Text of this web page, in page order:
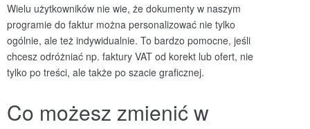
Wielu użytkowników nie wie, że dokumenty w naszym
programie do faktur można personalizować nie tylko
ogólnie, ale też indywidualnie. To bardzo pomocne, jeśli
chcesz odróżniać np. faktury VAT od korekt lub ofert, nie
tylko po treści, ale także po szacie graficznej.
Co możesz zmienić w